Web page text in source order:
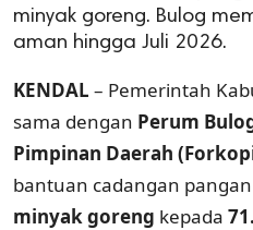
minyak goreng. Bulog
aman hingga Juli 2026.
KENDAL – Pemerintah
sama dengan Perum
Pimpinan Daerah
bantuan cadangan
minyak goreng kepada